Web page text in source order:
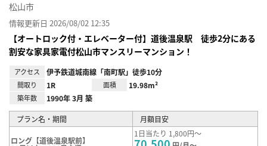
松山市
情報更新日 2026/08/02 12:35
【オートロック付・エレベーター付】道後温泉駅 徒歩2分にある
割安な家具家電付松山市マンスリーマンション！
アクセス 伊予鉄道城南線「南町駅」徒歩10分
間取り 1R 面積 19.98m²
築年数 1990年 3月 築
プラン名・期間 月額目安
ロング【道後温泉駅前】
1日当たり 1,800円～